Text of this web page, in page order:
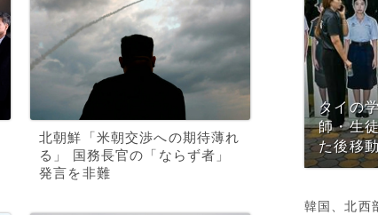
北朝鮮「米朝交渉への期待薄れ
る」 国務長官の「ならず者」
発言を非難
タイの
師・生
た後移動
韓国、北西